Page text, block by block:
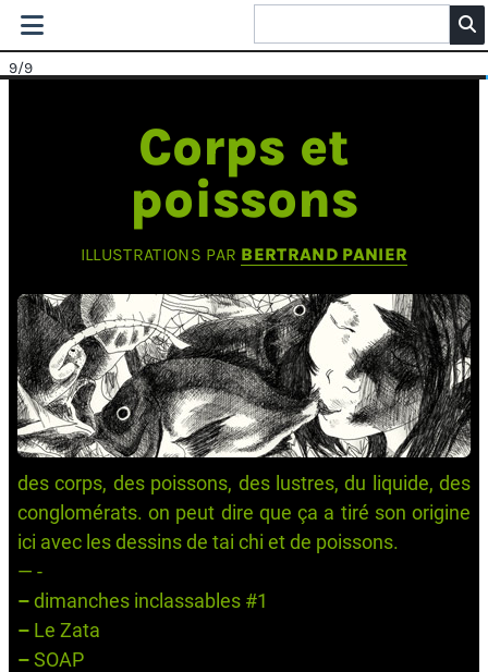
9/9
Corps et
poissons
ILLUSTRATIONS PAR BERTRAND PANIER
des corps, des poissons, des lustres, du liquide, des
conglomérats. on peut dire que ça a tiré son origine
ici avec les dessins de tai chi et de poissons.
— -
–dimanches inclassables #1
– Le Zata
–SOAP